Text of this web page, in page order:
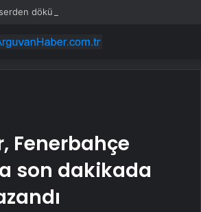
dökülen betonun altında kaldı
Fenerbahçe
son dakikada